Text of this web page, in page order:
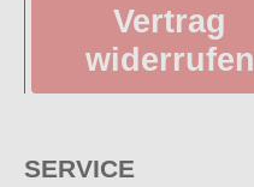
Vertrag
widerrufen
SERVICE